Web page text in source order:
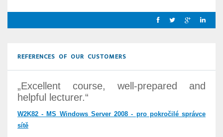
REFERENCES OF OUR CUSTOMERS
„Excellent course, well-prepared and
helpful lecturer.“
W2K82 - MS Windows Server 2008 - pro pokročilé správce
sítě